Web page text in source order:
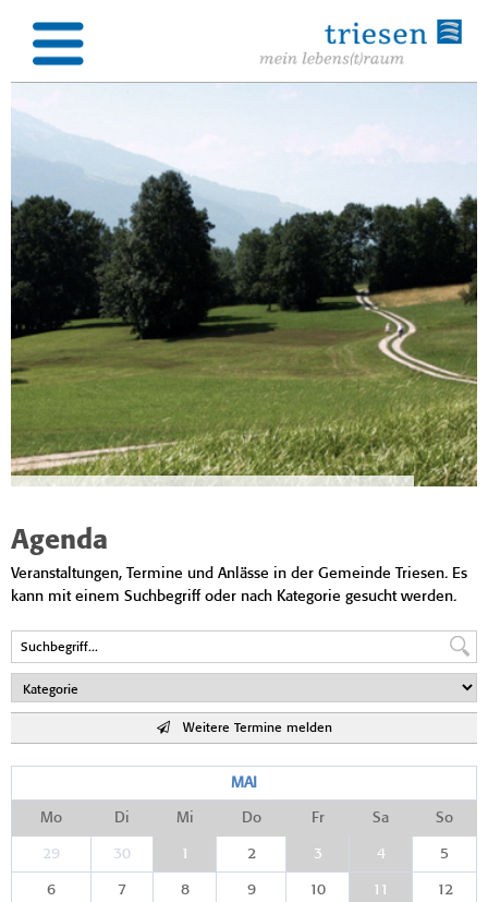
Agenda
Veranstaltungen, Termine und Anlässe in der Gemeinde Triesen. Es
kann mit einem Suchbegriff oder nach Kategorie gesucht werden.
Weitere Termine melden
MAI
Mo Di Mi Do Fr Sa So
29 30 1 2 3 4 5
6 7 8 9 10 11 12